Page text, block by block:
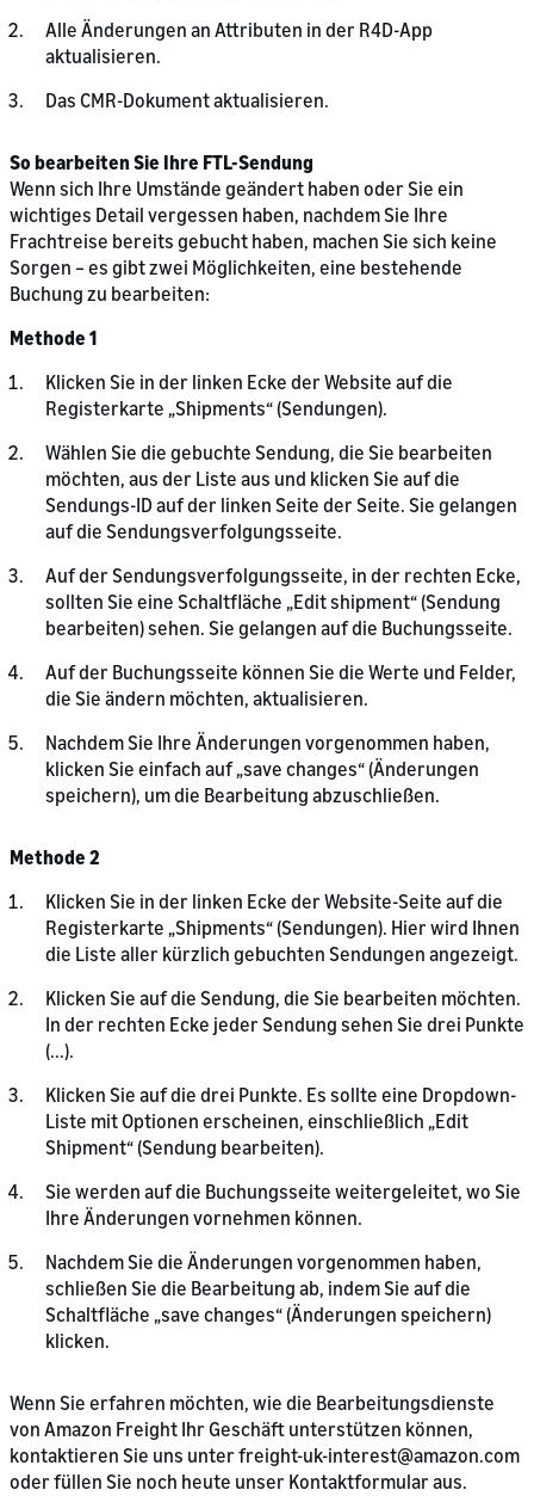
Alle Änderungen an Attributen in der R4D-App
aktualisieren.
Das CMR-Dokument aktualisieren.
So bearbeiten Sie Ihre FTL-Sendung
Wenn sich Ihre Umstände geändert haben oder Sie ein
wichtiges Detail vergessen haben, nachdem Sie Ihre
Frachtreise bereits gebucht haben, machen Sie sich keine
Sorgen – es gibt zwei Möglichkeiten, eine bestehende
Buchung zu bearbeiten:
Methode 1
Klicken Sie in der linken Ecke der Website auf die
Registerkarte „Shipments“ (Sendungen).
Wählen Sie die gebuchte Sendung, die Sie bearbeiten
möchten, aus der Liste aus und klicken Sie auf die
Sendungs-ID auf der linken Seite der Seite. Sie gelangen
auf die Sendungsverfolgungsseite.
Auf der Sendungsverfolgungsseite, in der rechten Ecke,
sollten Sie eine Schaltfläche „Edit shipment“ (Sendung
bearbeiten) sehen. Sie gelangen auf die Buchungsseite.
Auf der Buchungsseite können Sie die Werte und Felder,
die Sie ändern möchten, aktualisieren.
Nachdem Sie Ihre Änderungen vorgenommen haben,
klicken Sie einfach auf „save changes“ (Änderungen
speichern), um die Bearbeitung abzuschließen.
Methode 2
Klicken Sie in der linken Ecke der Website-Seite auf die
Registerkarte „Shipments“ (Sendungen). Hier wird Ihnen
die Liste aller kürzlich gebuchten Sendungen angezeigt.
Klicken Sie auf die Sendung, die Sie bearbeiten möchten.
In der rechten Ecke jeder Sendung sehen Sie drei Punkte
(...).
Klicken Sie auf die drei Punkte. Es sollte eine Dropdown-
Liste mit Optionen erscheinen, einschließlich „Edit
Shipment“ (Sendung bearbeiten).
Sie werden auf die Buchungsseite weitergeleitet, wo Sie
Ihre Änderungen vornehmen können.
Nachdem Sie die Änderungen vorgenommen haben,
schließen Sie die Bearbeitung ab, indem Sie auf die
Schaltfläche „save changes“ (Änderungen speichern)
klicken.
Wenn Sie erfahren möchten, wie die Bearbeitungsdienste
von Amazon Freight Ihr Geschäft unterstützen können,
kontaktieren Sie uns unter freight-uk-interest@amazon.com
oder füllen Sie noch heute unser Kontaktformular aus.